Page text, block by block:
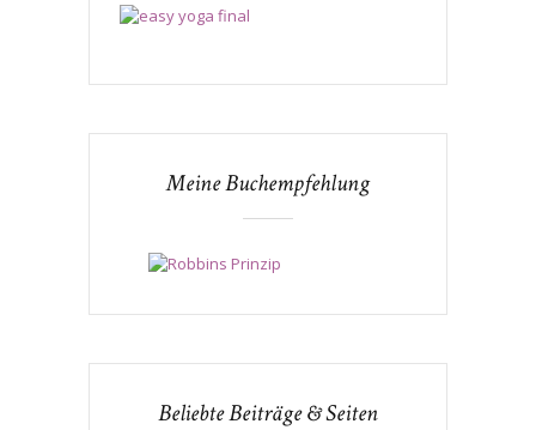
Meine Buchempfehlung
Beliebte Beiträge & Seiten